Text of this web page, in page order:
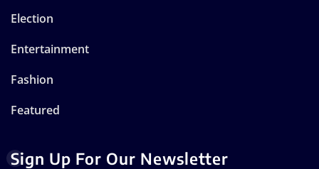
Election
Entertainment
Fashion
Featured
Sign Up For Our Newsletter